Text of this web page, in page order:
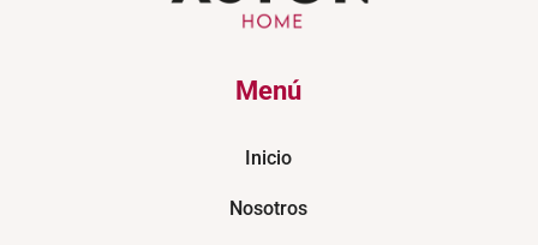
Menú
Inicio
Nosotros